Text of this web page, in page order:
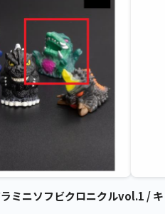
ミニソフビクロニクルvol.1 /